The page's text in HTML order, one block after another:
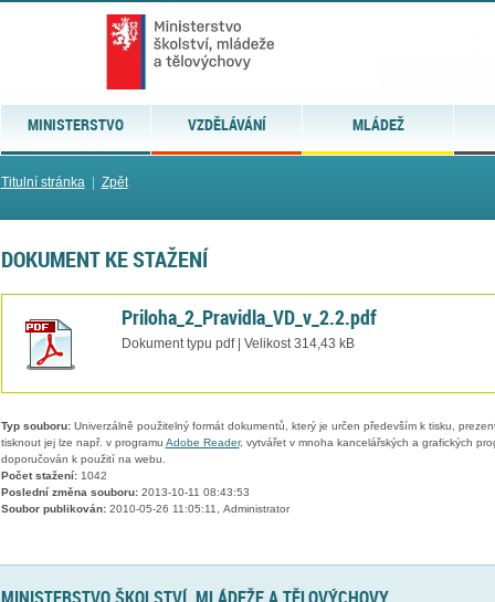
MINISTERSTVO VZDĚLÁVÁNÍ MLÁDEŽ
Titulní stránka| Zpět
DOKUMENT KE STAŽENÍ
Priloha_2_Pravidla_VD_v_2.2.pdf
Dokument typu pdf | Velikost 314,43 kB
Typ souboru:Univerzálně použitelný formát dokumentů, který je určen především k tisku,
tisknout jej lze např. v programu Adobe Reader, vytvářet v mnoha kancelářských a grafických
doporučován k použití na webu.
Počet stažení:1042
Poslední změna souboru:2013-10-11 08:43:53
Soubor publikován:2010-05-26 11:05:11, Administrator